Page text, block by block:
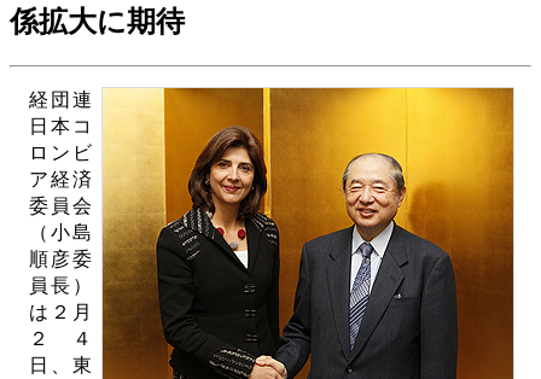
係拡大に期待
経団連
日本コ
ロンビ
ア経済
委員会
（小島
順彦委
員長）
は２月
２４
日、東